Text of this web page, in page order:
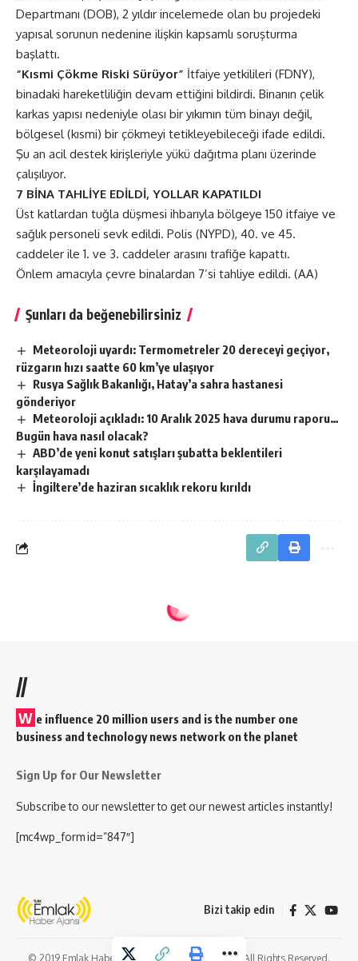
Departmanı (DOB), 2 yıldır incelemede olan bu projedeki
yapısal sorunun nedenine ilişkin kapsamlı soruşturma
başlattı.
“Kısmi Çökme Riski Sürüyor” İtfaiye yetkilileri (FDNY),
binadaki hareketliliğin devam ettiğini bildirdi. Binanın çelik
karkas yapısı nedeniyle olası bir yıkımın tüm binayı değil,
bölgesel (kısmi) bir çökmeyi tetikleyebileceği ifade edildi.
Şu an acil destek kirişleriyle yükü dağıtma planı üzerinde
çalışılıyor.
7 BİNA TAHLİYE EDİLDİ, YOLLAR KAPATILDI
Üst katlardan tuğla düşmesi ihbarıyla bölgeye 150 itfaiye ve
sağlık personeli sevk edildi. Polis (NYPD), 40. ve 45.
caddeler ile 1. ve 3. caddeler arasını trafiğe kapattı.
Önlem amacıyla çevre binalardan 7’si tahliye edildi. (AA)
Şunları da beğenebilirsiniz
Meteoroloji uyardı: Termometreler 20 dereceyi geçiyor,
rüzgarın hızı saatte 60 km’ye ulaşıyor
Rusya Sağlık Bakanlığı, Hatay’a sahra hastanesi
gönderiyor
Meteoroloji açıkladı: 10 Aralık 2025 hava durumu raporu…
Bugün hava nasıl olacak?
ABD’de yeni konut satışları şubatta beklentileri
karşılayamadı
İngiltere’de haziran sıcaklık rekoru kırıldı
üzerine şehir kurdular: 2 bin yıldır
ayakta
Turk Emlak Haber Ajansı